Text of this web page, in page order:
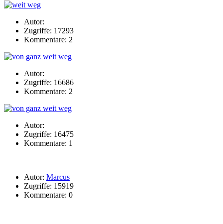
Autor:
Zugriffe: 17293
Kommentare: 2
Autor:
Zugriffe: 16686
Kommentare: 2
Autor:
Zugriffe: 16475
Kommentare: 1
Autor: Marcus
Zugriffe: 15919
Kommentare: 0